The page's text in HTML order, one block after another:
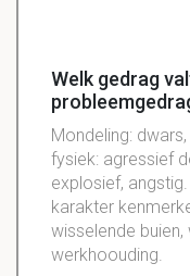
Welk gedrag
Mondeling:
fysiek: agressief
explosief, angstig.
karakter
wisselende
werkhoouding.